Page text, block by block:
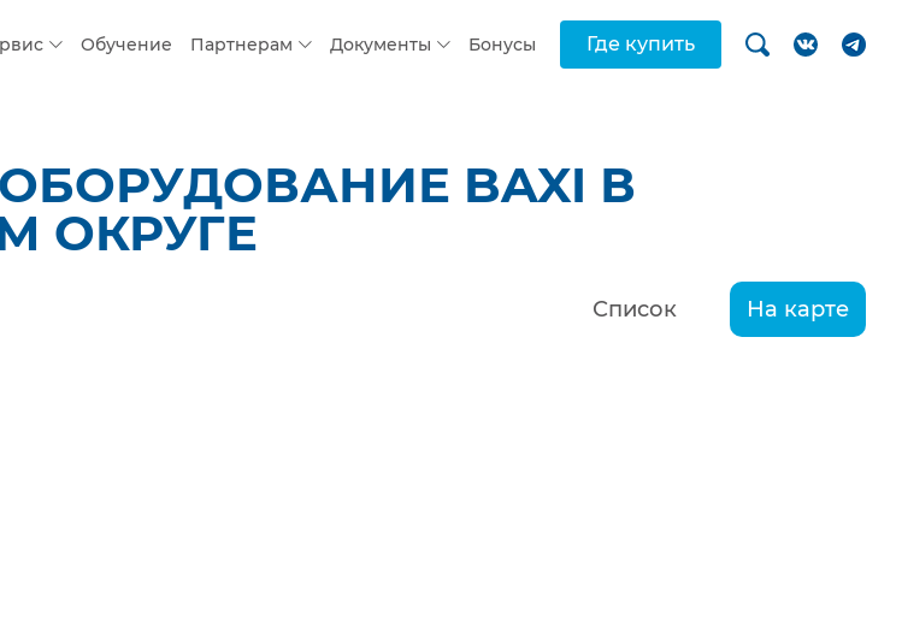
Обучение Партнерам Документы Бонусы Где купить
BAXI В
ОКРУГЕ
Список На карте